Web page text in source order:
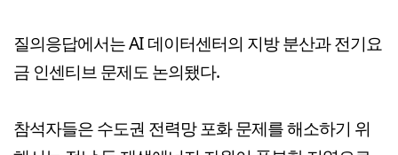
질의응답에서는 AI 데이터센터의 지방 분산과 전기요
금 인센티브 문제도 논의됐다.
참석자들은 수도권 전력망 포화 문제를 해소하기 위